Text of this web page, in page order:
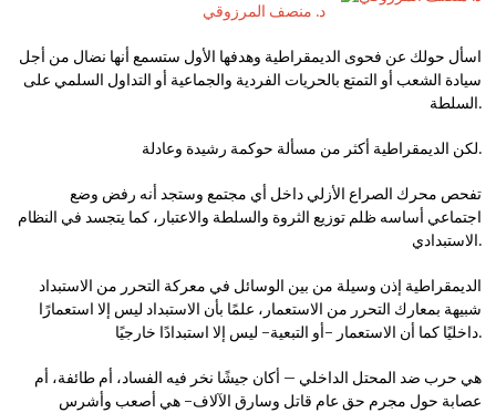
د. منصف المرزوقي
اسأل حولك عن فحوى الديمقراطية وهدفها الأول ستسمع أنها نضال من أجل
سيادة الشعب أو التمتع بالحريات الفردية والجماعية أو التداول السلمي على
السلطة.
لكن الديمقراطية أكثر من مسألة حوكمة رشيدة وعادلة.
تفحص محرك الصراع الأزلي داخل أي مجتمع وستجد أنه رفض وضع
اجتماعي أساسه ظلم توزيع الثروة والسلطة والاعتبار، كما يتجسد في النظام
الاستبدادي.
الديمقراطية إذن وسيلة من بين الوسائل في معركة التحرر من الاستبداد
شبيهة بمعارك التحرر من الاستعمار، علمًا بأن الاستبداد ليس إلا استعمارًا
داخليًا كما أن الاستعمار -أو التبعية- ليس إلا استبدادًا خارجيًا.
هي حرب ضد المحتل الداخلي – أكان جيشًا نخر فيه الفساد، أم طائفة، أم
عصابة حول مجرم حق عام قاتل وسارق الآلاف- هي أصعب وأشرس